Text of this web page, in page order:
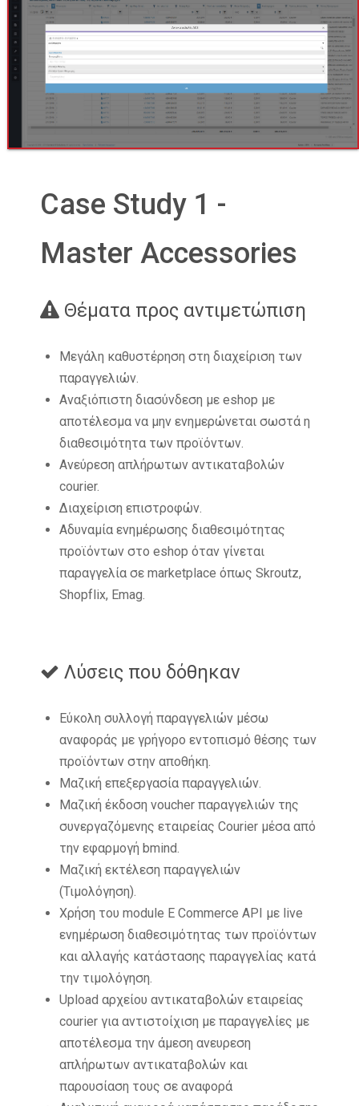
Case Study 1 -
Master Accessories
Θέματα προς αντιμετώπιση
Μεγάλη καθυστέρηση στη διαχείριση των
παραγγελιών.
Αναξιόπιστη διασύνδεση με eshop με
αποτέλεσμα να μην ενημερώνεται σωστά η
διαθεσιμότητα των προϊόντων.
Ανεύρεση απλήρωτων αντικαταβολών
courier.
Διαχείριση επιστροφών.
Αδυναμία ενημέρωσης διαθεσιμότητας
προϊόντων στο eshop όταν γίνεται
παραγγελία σε marketplace όπως Skroutz,
Shopflix, Emag.
Λύσεις που δόθηκαν
Εύκολη συλλογή παραγγελιών μέσω
αναφοράς με γρήγορο εντοπισμό θέσης των
προϊόντων στην αποθήκη.
Μαζική επεξεργασία παραγγελιών.
Μαζική έκδοση voucher παραγγελιών της
συνεργαζόμενης εταιρείας Courier μέσα από
την εφαρμογή bmind.
Μαζική εκτέλεση παραγγελιών
(Τιμολόγηση).
Χρήση του module E Commerce API με live
ενημέρωση διαθεσιμότητας των προϊόντων
και αλλαγής κατάστασης παραγγελίας κατά
την τιμολόγηση.
Upload αρχείου αντικαταβολών εταιρείας
courier για αντιστοίχιση με παραγγελίες με
αποτέλεσμα την άμεση ανευρεση
απλήρωτων αντικαταβολών και
παρουσίαση τους σε αναφορά